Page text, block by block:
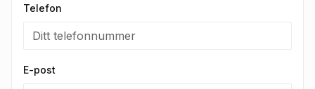
Telefon
E-post